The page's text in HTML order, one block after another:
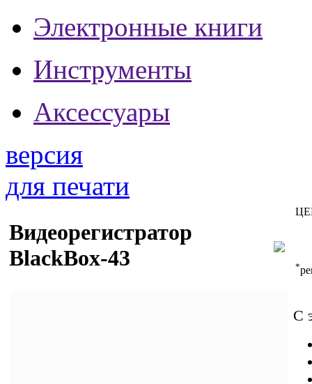
Электронные книги
Инструменты
Аксессуары
версия
для печати
Видеорегистратор
BlackBox-43
*
С